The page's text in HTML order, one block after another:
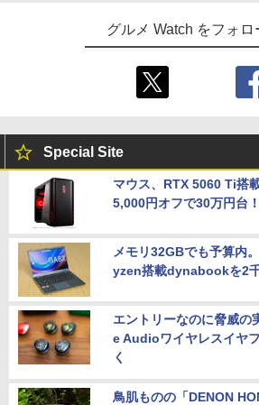
グルメ Watch をフォロ
Special Site
マウス、RTX 5060 Ti搭
5,000円オフで30万円台！
メモリ32GBでも予算内
yzen搭載dynabookを2
エントリーなのに脅威
e Audioワイヤレスイヤ
く
鳥肌ものの「DENON